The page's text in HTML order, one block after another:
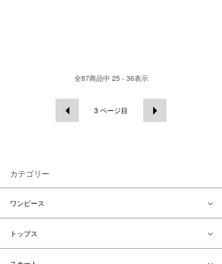
全87商品中 25 - 36表示
3 ページ目
カテゴリー
ワンピース
トップス